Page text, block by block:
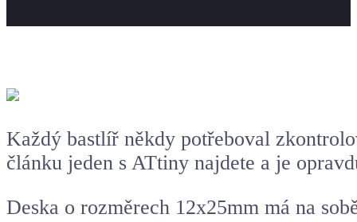
Každý bastlíř někdy potřeboval
článku jeden s ATtiny najdete a je
Deska o rozměrech 12x25mm má na